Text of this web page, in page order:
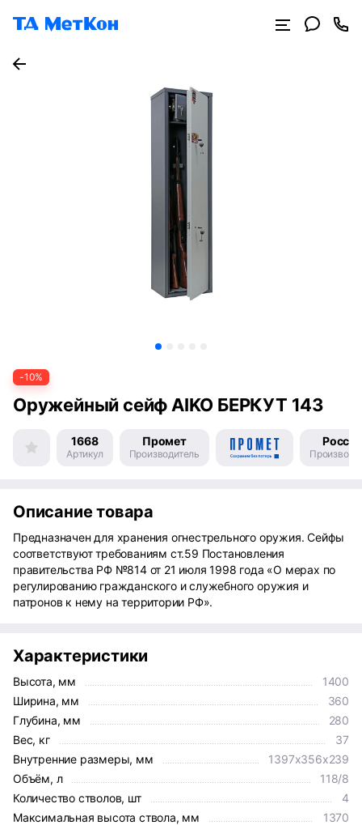
-10%
Оружейный сейф AIKO БЕРКУТ 143
1668
Артикул
Промет
Производитель
Россия
Описание товара
Предназначен для хранения огнестрельного оружия. Сейфы
соответствуют требованиям ст.59 Постановления
правительства РФ №814 от 21 июля 1998 года «О мерах по
регулированию гражданского и служебного оружия и
патронов к нему на территории РФ».
Характеристики
Высота, мм
1400
Ширина, мм
360
Глубина, мм
280
Вес, кг
37
Внутренние размеры, мм
1397x356x239
Объём, л
118/8
Количество стволов, шт
4
Максимальная высота ствола, мм
1370